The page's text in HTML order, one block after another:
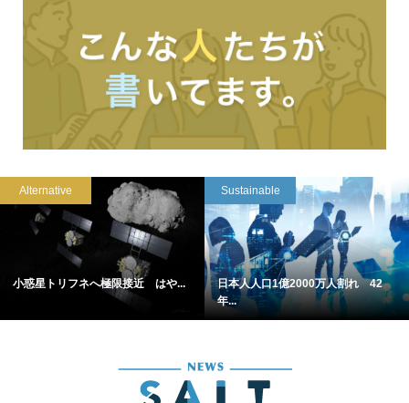
Alternative
小惑星トリフネへ極限接近 はや...
Sustainable
日本人人口1億2000万人割れ 42
年...